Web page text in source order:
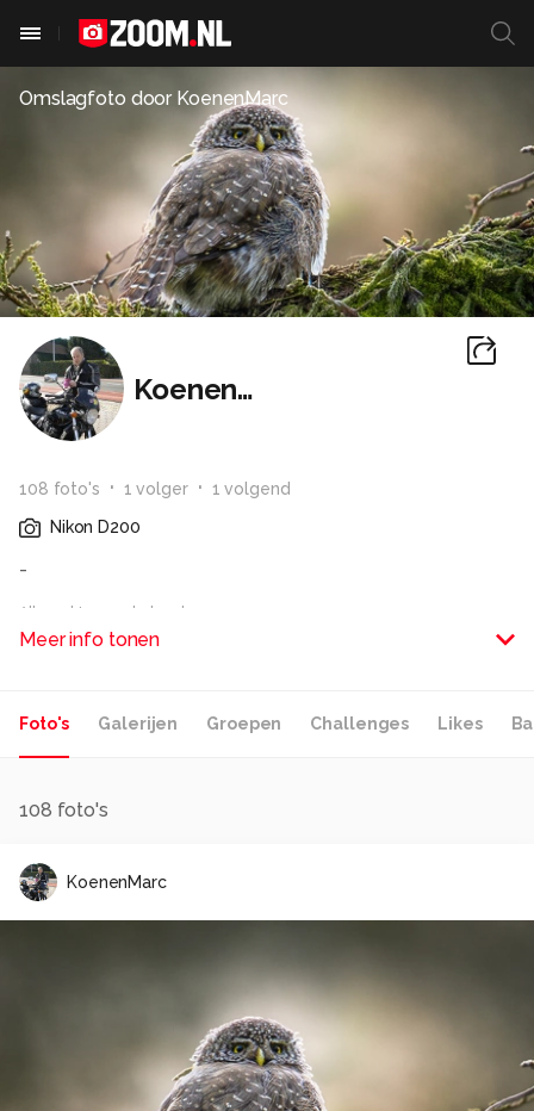
Omslagfoto door KoenenMarc
KoenenMarc
108 foto's 1 volger 1 volgend
Nikon D200
-
Alle rechten voorbehouden
Meer info tonen
Foto's Galerijen Groepen Challenges Likes
108 foto's
KoenenMarc